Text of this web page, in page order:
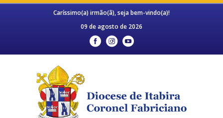
Caríssimo(a) irmão(ã), seja bem-vindo(a)!
09 de agosto de 2026